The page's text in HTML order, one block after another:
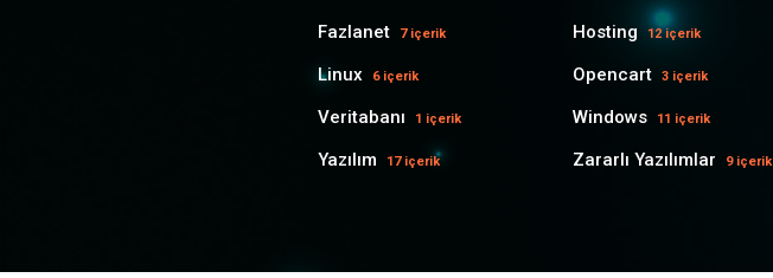
Fazlanet 7 içerik Hosting 12 içerik
Linux 6 içerik Opencart 3 içerik
Veritabanı 1 içerik Windows 11 içerik
Yazılım 17 içerik Zararlı Yazılımlar 9 içerik